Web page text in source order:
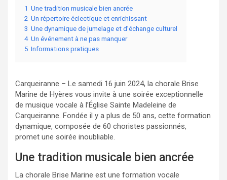
1 Une tradition musicale bien ancrée
2 Un répertoire éclectique et enrichissant
3 Une dynamique de jumelage et d’échange culturel
4 Un événement à ne pas manquer
5 Informations pratiques
Carqueiranne – Le samedi 16 juin 2024, la chorale Brise
Marine de Hyères vous invite à une soirée exceptionnelle
de musique vocale à l’Église Sainte Madeleine de
Carqueiranne. Fondée il y a plus de 50 ans, cette formation
dynamique, composée de 60 choristes passionnés,
promet une soirée inoubliable.
Une tradition musicale bien ancrée
La chorale Brise Marine est une formation vocale